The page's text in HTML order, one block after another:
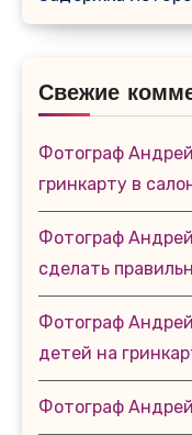
Свежие
Фотограф Андрей
гринкарту в
Фотограф Андрей
сделать
Фотограф Андрей
детей на
Фотограф Андрей